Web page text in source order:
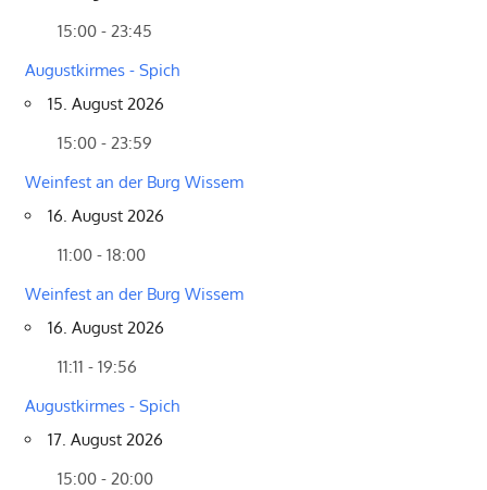
15:00 - 23:45
Augustkirmes - Spich
15. August 2026
15:00 - 23:59
Weinfest an der Burg Wissem
16. August 2026
11:00 - 18:00
Weinfest an der Burg Wissem
16. August 2026
11:11 - 19:56
Augustkirmes - Spich
17. August 2026
15:00 - 20:00